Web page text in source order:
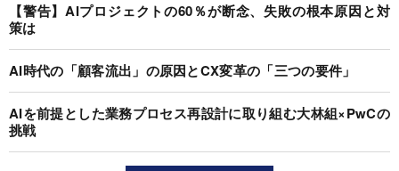
【警告】AIプロジェクトの60％が断念、失敗の根本原因と対
策は
AI時代の「顧客流出」の原因とCX変革の「三つの要件」
AIを前提とした業務プロセス再設計に取り組む大林組×PwCの
挑戦